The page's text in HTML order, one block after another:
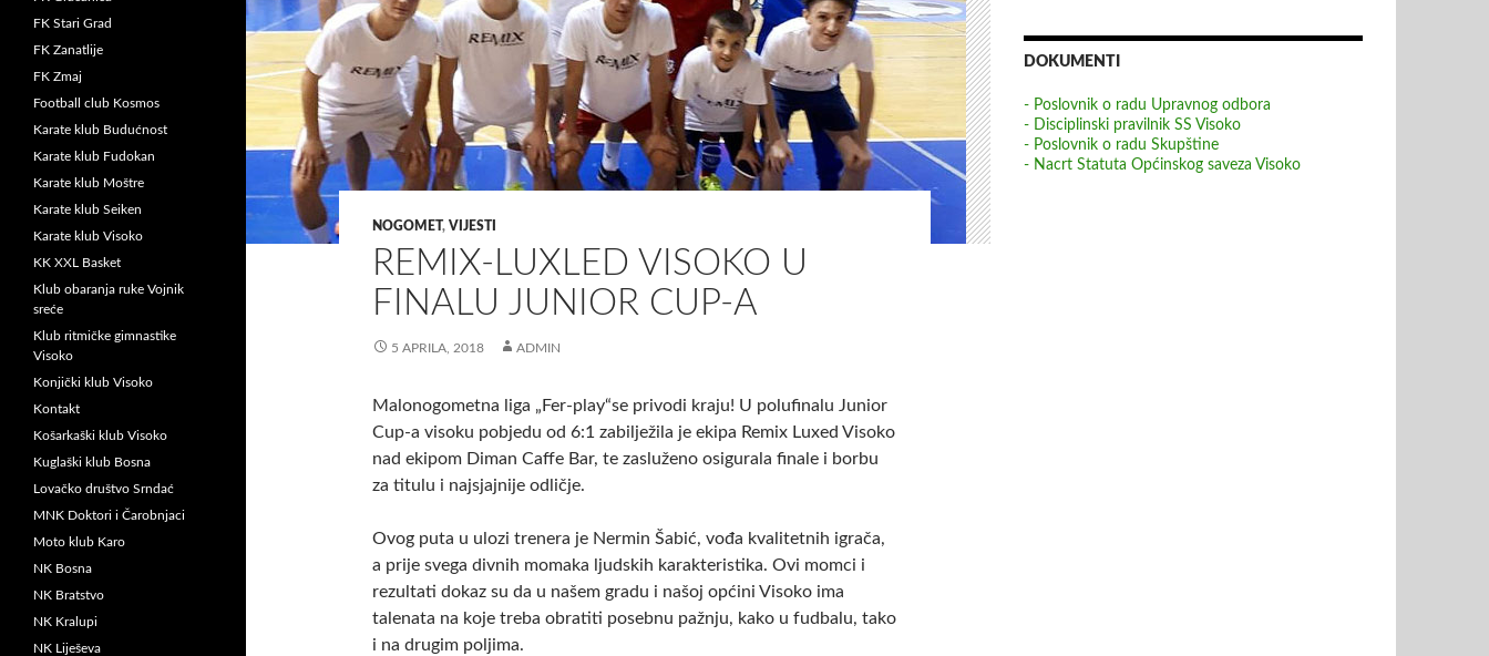
NOGOMET, VIJESTI
REMIX-LUXLED VISOKO U
FINALU JUNIOR CUP-A
5 APRILA, 2018 ADMIN
Malonogometna liga „Fer-play“se privodi kraju! U polufinalu Junior
Cup-a visoku pobjedu od 6:1 zabilježila je ekipa Remix Luxed Visoko
nad ekipom Diman Caffe Bar, te zasluženo osigurala finale i borbu
za titulu i najsjajnije odličje.
Ovog puta u ulozi trenera je Nermin Šabić, vođa kvalitetnih igrača,
a prije svega divnih momaka ljudskih karakteristika. Ovi momci i
rezultati dokaz su da u našem gradu i našoj općini Visoko ima
talenata na koje treba obratiti posebnu pažnju, kako u fudbalu, tako
i na drugim poljima.
DOKUMENTI
- Poslovnik o radu Upravnog odbora
- Disciplinski pravilnik SS Visoko
- Poslovnik o radu Skupštine
- Nacrt Statuta Općinskog saveza Visoko
FK Stari Grad
FK Zanatlije
FK Zmaj
Football club Kosmos
Karate klub Budućnost
Karate klub Fudokan
Karate klub Moštre
Karate klub Seiken
Karate klub Visoko
KK XXL Basket
Klub obaranja ruke Vojnik
sreće
Klub ritmičke gimnastike
Visoko
Konjički klub Visoko
Kontakt
Košarkaški klub Visoko
Kuglaški klub Bosna
Lovačko društvo Srndać
MNK Doktori i Čarobnjaci
Moto klub Karo
NK Bosna
NK Bratstvo
NK Kralupi
NK Liješeva